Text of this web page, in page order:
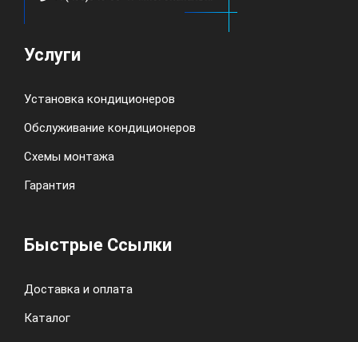
Услуги
Установка кондиционеров
Обслуживание кондиционеров
Схемы монтажа
Гарантия
Быстрые Ссылки
Доставка и оплата
Каталог